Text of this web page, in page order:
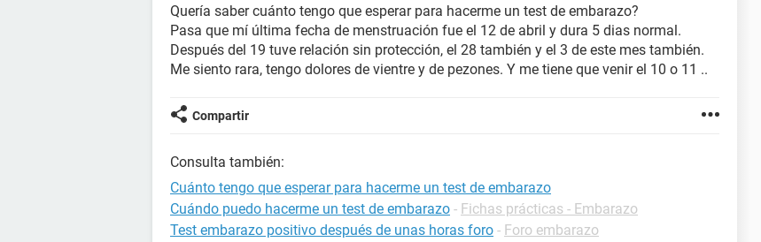
Quería saber cuánto tengo que esperar para hacerme un test de embarazo?
Pasa que mí última fecha de menstruación fue el 12 de abril y dura 5 dias normal.
Después del 19 tuve relación sin protección, el 28 también y el 3 de este mes también.
Me siento rara, tengo dolores de vientre y de pezones. Y me tiene que venir el 10 o 11 ..
Compartir
Consulta también:
Cuánto tengo que esperar para hacerme un test de embarazo
Cuándo puedo hacerme un test de embarazo - Fichas prácticas - Embarazo
Test embarazo positivo después de unas horas foro - Foro embarazo